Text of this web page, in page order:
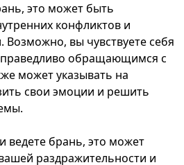
это может быть
конфликтов и
Возможно, вы чувствуете себя
обращающимся с
может указывать на
свои эмоции и решить
ведете брань, это может
раздражительности и